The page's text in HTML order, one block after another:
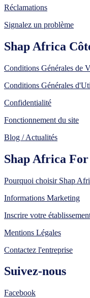
Réclamations
Signalez un problème
Shap Africa
Conditions Générales de
Conditions Générales
Confidentialité
Fonctionnement du site
Blog / Actualités
Shap Africa For
Pourquoi choisir Shap
Informations Marketing
Inscrire votre
Mentions Légales
Contactez l'entreprise
Suivez-nous
Facebook